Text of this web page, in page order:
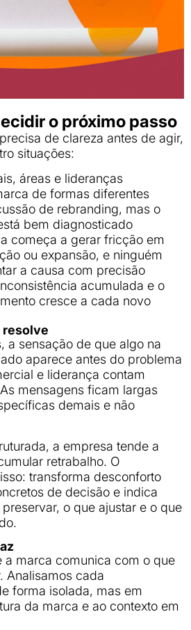
o próximo passo
de clareza antes de agir,
situações:
áreas e lideranças
de formas diferentes
de rebranding, mas o
bem diagnosticado
começa a gerar fricção em
ou expansão, e ninguém
a causa com precisão
acumulada e o
cresce a cada novo
resolve
a sensação de que algo na
aparece antes do problema
e liderança contam
mensagens ficam largas
demais e não
a empresa tende a
retrabalho. O
transforma desconforto
de decisão e indica
o que ajustar e o que
a marca comunica com o que
Analisamos cada
forma isolada, mas em
da marca e ao contexto em